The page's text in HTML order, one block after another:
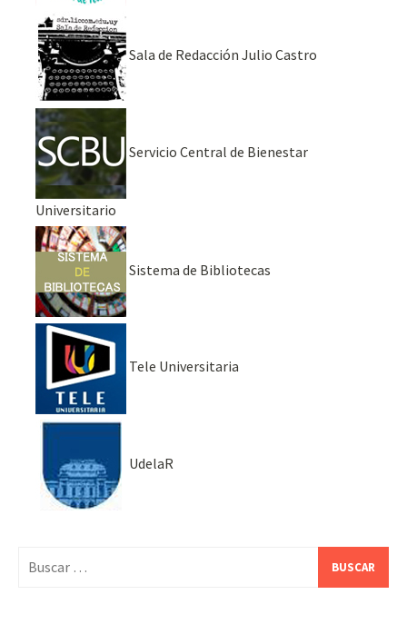
Sala de Redacción Julio Castro
Servicio Central de Bienestar
Universitario
Sistema de Bibliotecas
Tele Universitaria
UdelaR